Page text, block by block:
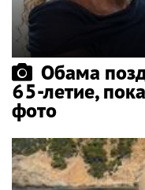
Обама
65-летие,
фото